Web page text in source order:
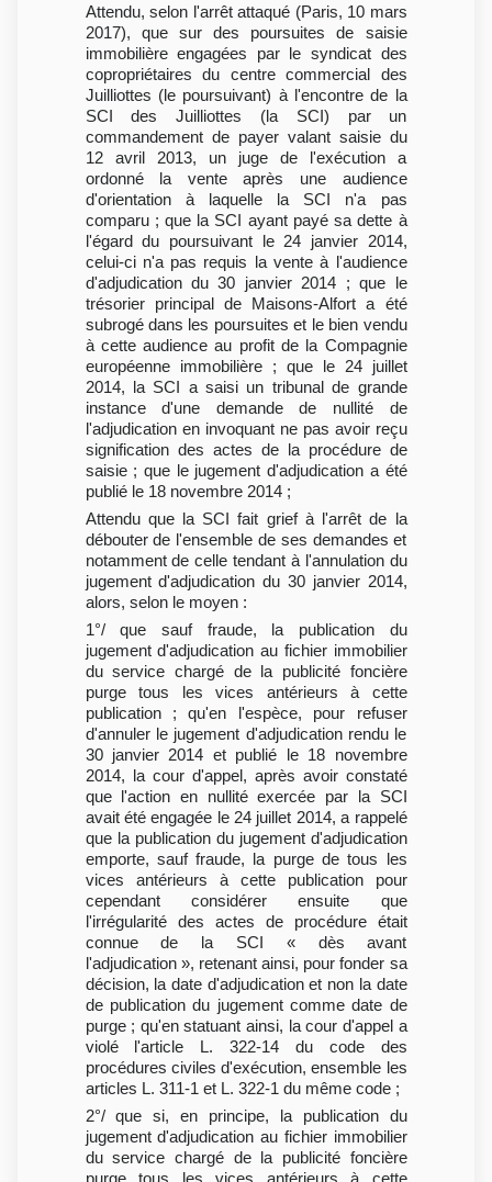
Attendu, selon l'arrêt attaqué (Paris, 10 mars
2017), que sur des poursuites de saisie
immobilière engagées par le syndicat des
copropriétaires du centre commercial des
Juilliottes (le poursuivant) à l'encontre de la
SCI des Juilliottes (la SCI) par un
commandement de payer valant saisie du
12 avril 2013, un juge de l'exécution a
ordonné la vente après une audience
d'orientation à laquelle la SCI n'a pas
comparu ; que la SCI ayant payé sa dette à
l'égard du poursuivant le 24 janvier 2014,
celui-ci n'a pas requis la vente à l'audience
d'adjudication du 30 janvier 2014 ; que le
trésorier principal de Maisons-Alfort a été
subrogé dans les poursuites et le bien vendu
à cette audience au profit de la Compagnie
européenne immobilière ; que le 24 juillet
2014, la SCI a saisi un tribunal de grande
instance d'une demande de nullité de
l'adjudication en invoquant ne pas avoir reçu
signification des actes de la procédure de
saisie ; que le jugement d'adjudication a été
publié le 18 novembre 2014 ;
Attendu que la SCI fait grief à l'arrêt de la
débouter de l'ensemble de ses demandes et
notamment de celle tendant à l'annulation du
jugement d'adjudication du 30 janvier 2014,
alors, selon le moyen :
1°/ que sauf fraude, la publication du
jugement d'adjudication au fichier immobilier
du service chargé de la publicité foncière
purge tous les vices antérieurs à cette
publication ; qu'en l'espèce, pour refuser
d'annuler le jugement d'adjudication rendu le
30 janvier 2014 et publié le 18 novembre
2014, la cour d'appel, après avoir constaté
que l'action en nullité exercée par la SCI
avait été engagée le 24 juillet 2014, a rappelé
que la publication du jugement d'adjudication
emporte, sauf fraude, la purge de tous les
vices antérieurs à cette publication pour
cependant considérer ensuite que
l'irrégularité des actes de procédure était
connue de la SCI « dès avant
l'adjudication », retenant ainsi, pour fonder sa
décision, la date d'adjudication et non la date
de publication du jugement comme date de
purge ; qu'en statuant ainsi, la cour d'appel a
violé l'article L. 322-14 du code des
procédures civiles d'exécution, ensemble les
articles L. 311-1 et L. 322-1 du même code ;
2°/ que si, en principe, la publication du
jugement d'adjudication au fichier immobilier
du service chargé de la publicité foncière
purge tous les vices antérieurs à cette